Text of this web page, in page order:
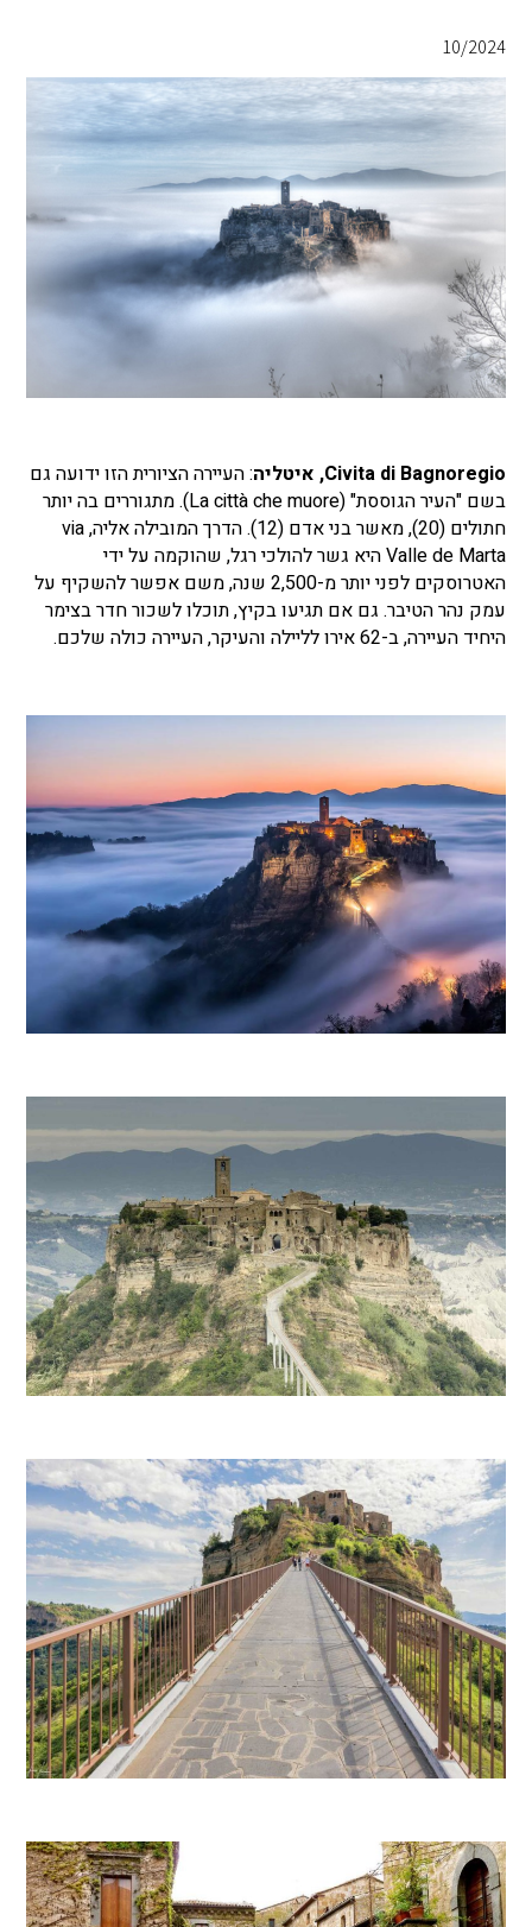
10/2024
Civita di Bagnoregio, איטליה
: העיירה הציורית הזו ידועה גם
בשם "העיר הגוססת" (La città che muore). מתגוררים בה יותר
חתולים (20), מאשר בני אדם (12). הדרך המובילה אליה, via
Valle de Marta היא גשר להולכי רגל, שהוקמה על ידי
האטרוסקים לפני יותר מ-2,500 שנה, משם אפשר להשקיף על
עמק נהר הטיבר. גם אם תגיעו בקיץ, תוכלו לשכור חדר בצימר
היחיד העיירה, ב-62 אירו לליילה והעיקר, העיירה כולה שלכם.